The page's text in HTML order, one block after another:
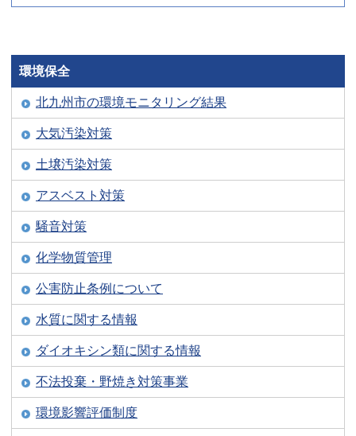
環境保全
北九州市の環境モニタリング結果
大気汚染対策
土壌汚染対策
アスベスト対策
騒音対策
化学物質管理
公害防止条例について
水質に関する情報
ダイオキシン類に関する情報
不法投棄・野焼き対策事業
環境影響評価制度